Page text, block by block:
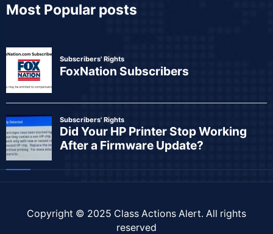
Most Popular posts
Copyright © 2025 Class Actions Alert. All rights
reserved